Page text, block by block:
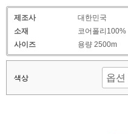
제조사
대한민국
소재
코어폴리100%
사이즈
용량 2500m
색상